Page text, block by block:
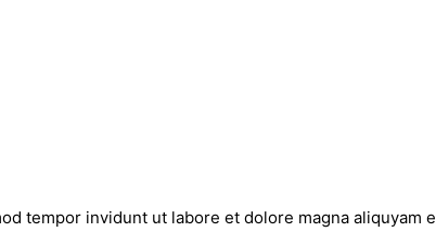
tempor invidunt ut labore et dolore magna aliquyam